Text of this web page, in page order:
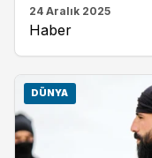
24 Aralık 2025
Haber
DÜNYA